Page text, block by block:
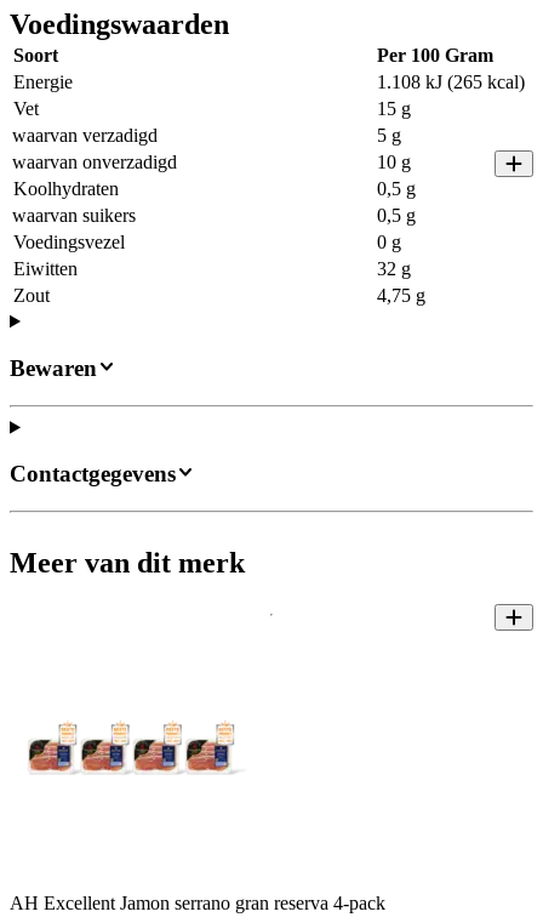
Voedingswaarden
Soort
Per 100 Gram
Energie
1.108 kJ (265 kcal)
Vet
15 g
waarvan verzadigd
5 g
waarvan onverzadigd
10 g
Koolhydraten
0,5 g
waarvan suikers
0,5 g
Voedingsvezel
0 g
Eiwitten
32 g
Zout
4,75 g
Bewaren
Contactgegevens
Meer van dit merk
AH Excellent Jamon serrano gran reserva 4-pack